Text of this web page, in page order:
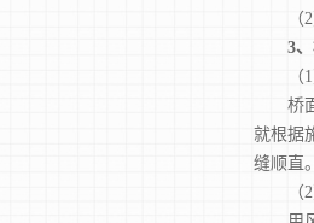
（2）
3
（1
桥面
就根据
缝顺直。
（2